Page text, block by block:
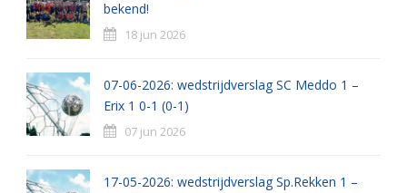
bekend!
18 jun 2026
07-06-2026: wedstrijdverslag SC Meddo 1 –
Erix 1 0-1 (0-1)
07 jun 2026
17-05-2026: wedstrijdverslag Sp.Rekken 1 –